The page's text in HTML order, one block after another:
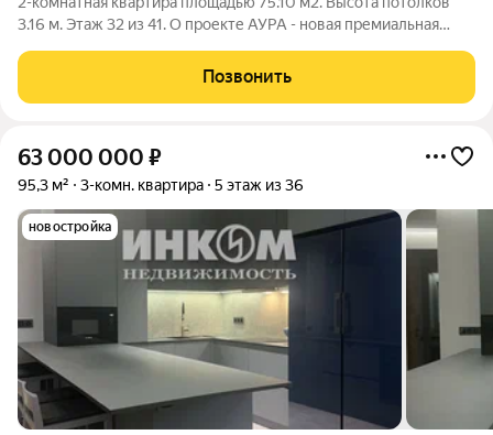
3.16 м. Этаж 32 из 41. О проекте АУРА - новая премиальная
состоит из 42-этажной Бронзовой башни и 41-этажной
Серебряной. Рядом
Позвонить
63 000 000 ₽
95,3 м² 3-комн. квартира 5 этаж из 36
новостройка